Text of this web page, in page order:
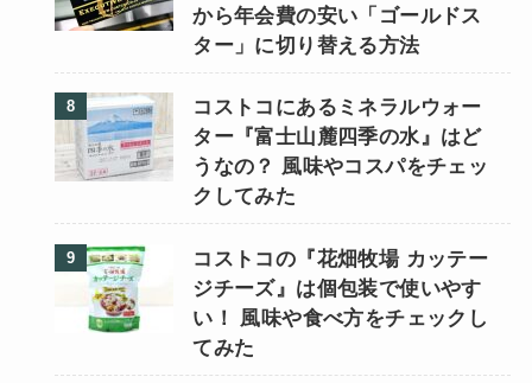
から年会費の安い「ゴールドス
ター」に切り替える方法
コストコにあるミネラルウォー
ター『富士山麓四季の水』はど
うなの？ 風味やコスパをチェッ
クしてみた
コストコの『花畑牧場 カッテー
ジチーズ』は個包装で使いやす
い！ 風味や食べ方をチェックし
てみた